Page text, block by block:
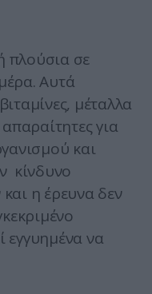
πλούσια σε
Αυτά
μέταλλα
για
και
κίνδυνο
η έρευνα δεν
εγγυημένα να